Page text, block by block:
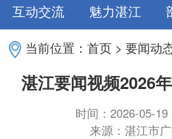
互动交流
魅力湛江
当前位置：首页 >要闻动
湛江要闻视频2026
时间：2026-05-19
来源：湛江市